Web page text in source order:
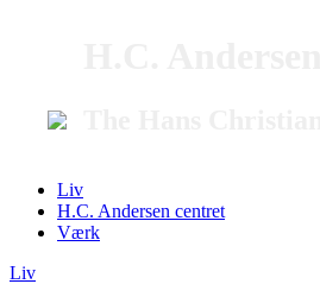
Liv
H.C. Andersen centret
Værk
Liv